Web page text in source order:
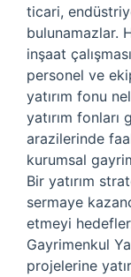
ticari,
bulunamazlar.
inşaat
personel ve
yatırım fonu
yatırım
arazilerinde
kurumsal
Bir yatırım
sermaye
etmeyi
Gayrimenkul
projelerine